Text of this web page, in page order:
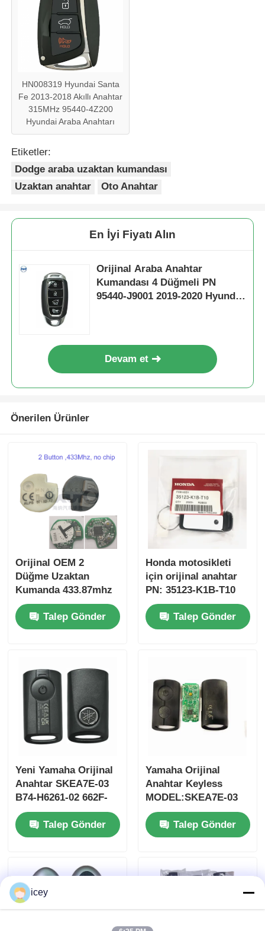
HN008319 Hyundai Santa
Fe 2013-2018 Akıllı Anahtar
315MHz 95440-4Z200
Hyundai Araba Anahtarı
Etiketler:
Dodge araba uzaktan kumandası
Uzaktan anahtar
Oto Anahtar
En İyi Fiyatı Alın
Orijinal Araba Anahtar
Kumandası 4 Düğmeli PN
95440-J9001 2019-2020 Hyundai
Devam et
Önerilen Ürünler
Orijinal OEM 2
Düğme Uzaktan
Kumanda 433.87mhz
Su-zuki Jim-ny için
FSK 2005-2017 Çipsiz
37182-A7 Toptan satış
Talep Gönder
Honda motosikleti
için orijinal anahtar
PN: 35123-K1B-T10
üç düğmeli
FSK433.92MHz ID47
çipli uzaktan
Talep Gönder
Yeni Yamaha Orijinal
Anahtar SKEA7E-03
B74-H6261-02 662F-
SKEA7D03
Talep Gönder
Yamaha Orijinal
Anahtar Keyless
MODEL:SKEA7E-03
Yamaha Akıllı
Uzaktan Kumanda
Anahtarı İçin B74-
SKEA7D03
Talep Gönder
icey